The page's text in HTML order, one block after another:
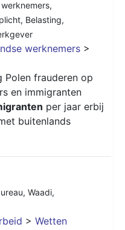
,
, Belasting,
werknemers >
Polen frauderen op
en immigranten
per jaar erbij
buitenlands
, Waadi,
> Wetten